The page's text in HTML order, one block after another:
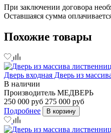
При заключении договора
Оставшаяся сумма
Похожие товары
Дверь входная Дверь из
В наличии
Производитель МЕДВЕРЬ
250 000 руб 275 000 руб
Подробнее
В корзину